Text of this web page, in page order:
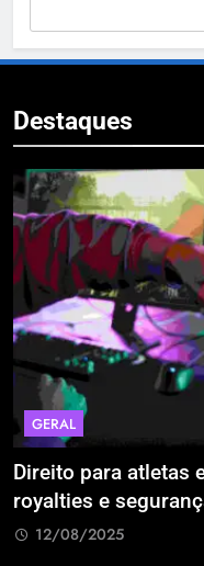
Destaques
para atletas e-
e segurança em
2025